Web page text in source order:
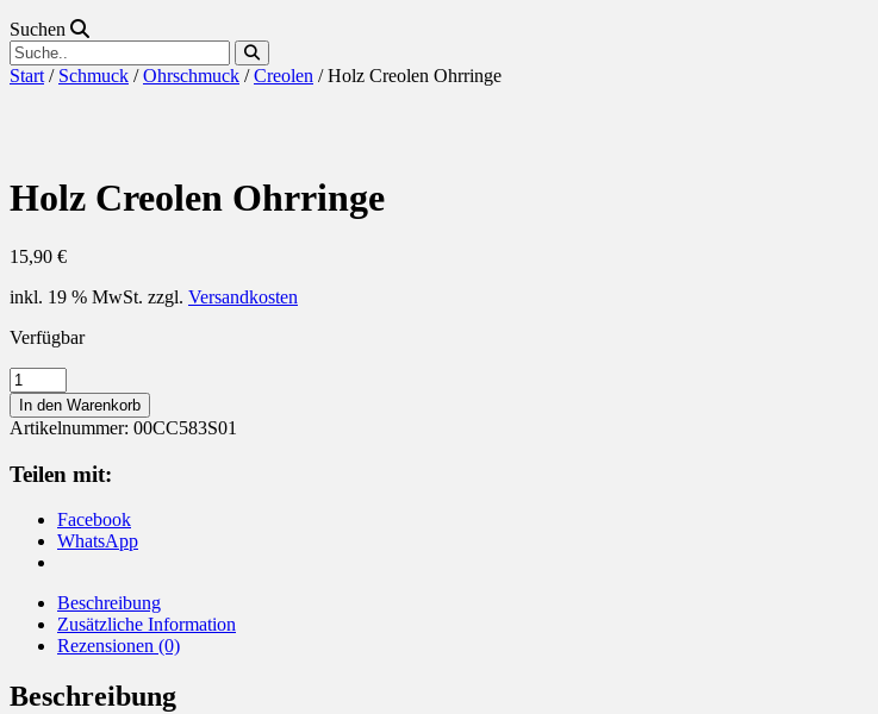
Suchen
Start / Schmuck /Ohrschmuck /Creolen / Holz Creolen Ohrringe
Holz Creolen Ohrringe
15,90 €
inkl. 19 % MwSt. zzgl. Versandkosten
Verfügbar
Holz
Creolen
Ohrringe
Menge
In den Warenkorb
Artikelnummer: 00CC583S01
Teilen mit:
Facebook
WhatsApp
Beschreibung
Zusätzliche Information
Rezensionen (0)
Beschreibung